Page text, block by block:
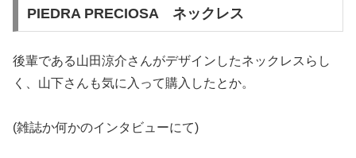
PIEDRA PRECIOSA ネックレス
後輩である山田涼介さんがデザインしたネックレスらし
く、山下さんも気に入って購入したとか。
(雑誌か何かのインタビューにて)